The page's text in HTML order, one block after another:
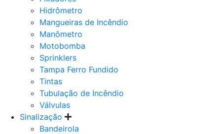
Hidrômetro
Mangueiras de Incêndio
Manômetro
Motobomba
Sprinklers
Tampa Ferro Fundido
Tintas
Tubulação de Incêndio
Válvulas
Sinalização
Bandeirola